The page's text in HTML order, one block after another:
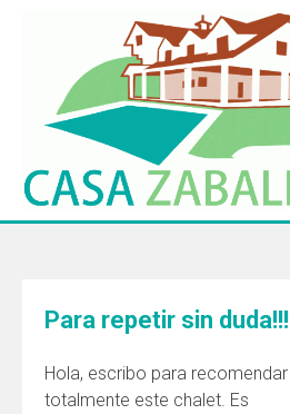
Para repetir sin duda!!!
Hola, escribo para recomendar
totalmente este chalet. Es